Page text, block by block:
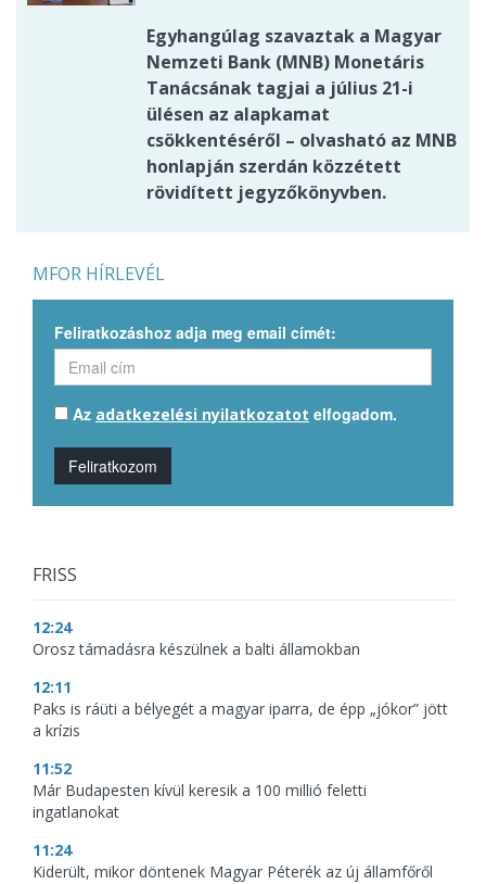
Egyhangúlag szavaztak a Magyar
Nemzeti Bank (MNB) Monetáris
Tanácsának tagjai a július 21-i
ülésen az alapkamat
csökkentéséről – olvasható az MNB
honlapján szerdán közzétett
rövidített jegyzőkönyvben.
MFOR HÍRLEVÉL
Feliratkozáshoz adja meg email címét:
Az adatkezelési nyilatkozatot elfogadom.
Feliratkozom
FRISS
12:24
Orosz támadásra készülnek a balti államokban
12:11
Paks is ráüti a bélyegét a magyar iparra, de épp „jókor” jött
a krízis
11:52
Már Budapesten kívül keresik a 100 millió feletti
ingatlanokat
11:24
Kiderült, mikor döntenek Magyar Péterék az új államfőről